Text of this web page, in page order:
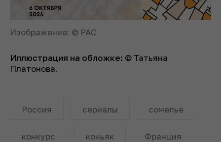
Изображение: © РАС
Иллюстрация на обложке: © Татьяна
Платонова.
Россия сериалы сомелье
конкурс коньяк Франция